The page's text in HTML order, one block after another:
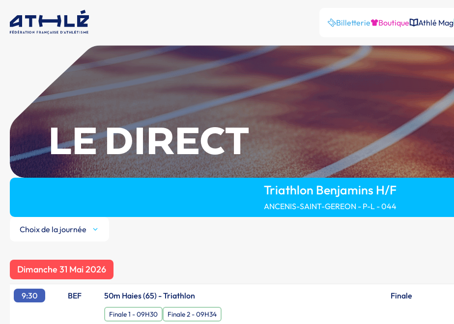
Billetterie Boutique Athlé Mag
LE DIRECT
Triathlon Benjamins H/F
ANCENIS-SAINT-GEREON - P-L - 044
Choix de la journée
Dimanche 31 Mai 2026
9:30 BEF 50m Haies (65) - Triathlon Finale
Finale 1 - 09H30 Finale 2 - 09H34